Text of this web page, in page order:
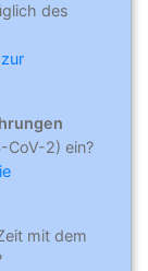
des
CoV-2) ein?
mit dem